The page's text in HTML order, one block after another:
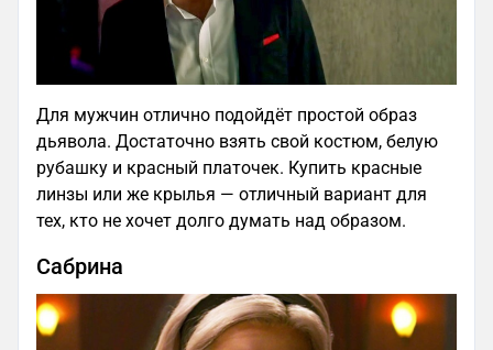
Для мужчин отлично подойдёт простой образ
дьявола. Достаточно взять свой костюм, белую
рубашку и красный платочек. Купить красные
линзы или же крылья — отличный вариант для
тех, кто не хочет долго думать над образом.
Сабрина